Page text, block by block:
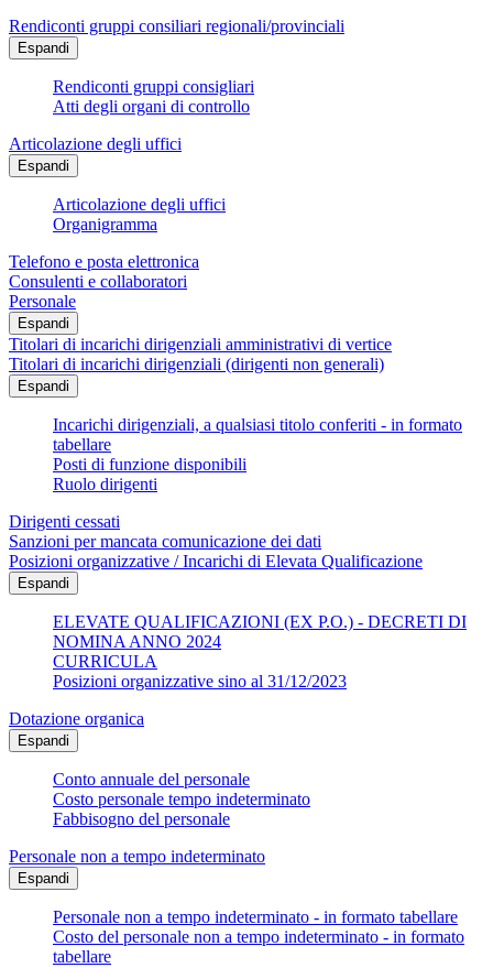
Rendiconti gruppi consiliari regionali/provinciali
Espandi
Rendiconti gruppi consigliari
Atti degli organi di controllo
Articolazione degli uffici
Espandi
Articolazione degli uffici
Organigramma
Telefono e posta elettronica
Consulenti e collaboratori
Personale
Espandi
Titolari di incarichi dirigenziali amministrativi di vertice
Titolari di incarichi dirigenziali (dirigenti non generali)
Espandi
Incarichi dirigenziali, a qualsiasi titolo conferiti - in formato
tabellare
Posti di funzione disponibili
Ruolo dirigenti
Dirigenti cessati
Sanzioni per mancata comunicazione dei dati
Posizioni organizzative / Incarichi di Elevata Qualificazione
Espandi
ELEVATE QUALIFICAZIONI (EX P.O.) - DECRETI DI
NOMINA ANNO 2024
CURRICULA
Posizioni organizzative sino al 31/12/2023
Dotazione organica
Espandi
Conto annuale del personale
Costo personale tempo indeterminato
Fabbisogno del personale
Personale non a tempo indeterminato
Espandi
Personale non a tempo indeterminato - in formato tabellare
Costo del personale non a tempo indeterminato - in formato
tabellare